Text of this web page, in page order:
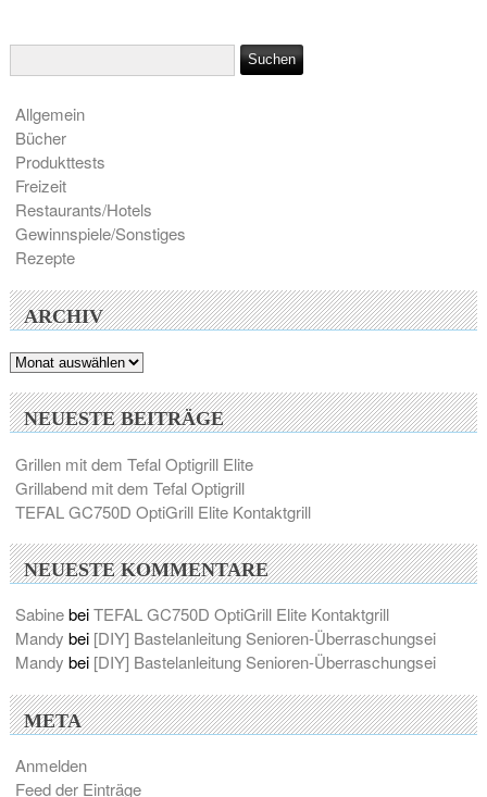
Allgemein
Bücher
Produkttests
Freizeit
Restaurants/Hotels
Gewinnspiele/Sonstiges
Rezepte
ARCHIV
Archiv
NEUESTE BEITRÄGE
Grillen mit dem Tefal Optigrill Elite
Grillabend mit dem Tefal Optigrill
TEFAL GC750D OptiGrill Elite Kontaktgrill
NEUESTE KOMMENTARE
SabinebeiTEFAL GC750D OptiGrill Elite Kontaktgrill
Mandy bei [DIY] Bastelanleitung Senioren-Überraschungsei
Mandy bei [DIY] Bastelanleitung Senioren-Überraschungsei
META
Anmelden
Feed der Einträge